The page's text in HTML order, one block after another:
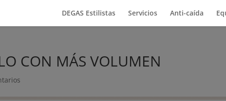
DEGAS Estilistas Servicios Anti-caída
CON MÁS VOLUMEN